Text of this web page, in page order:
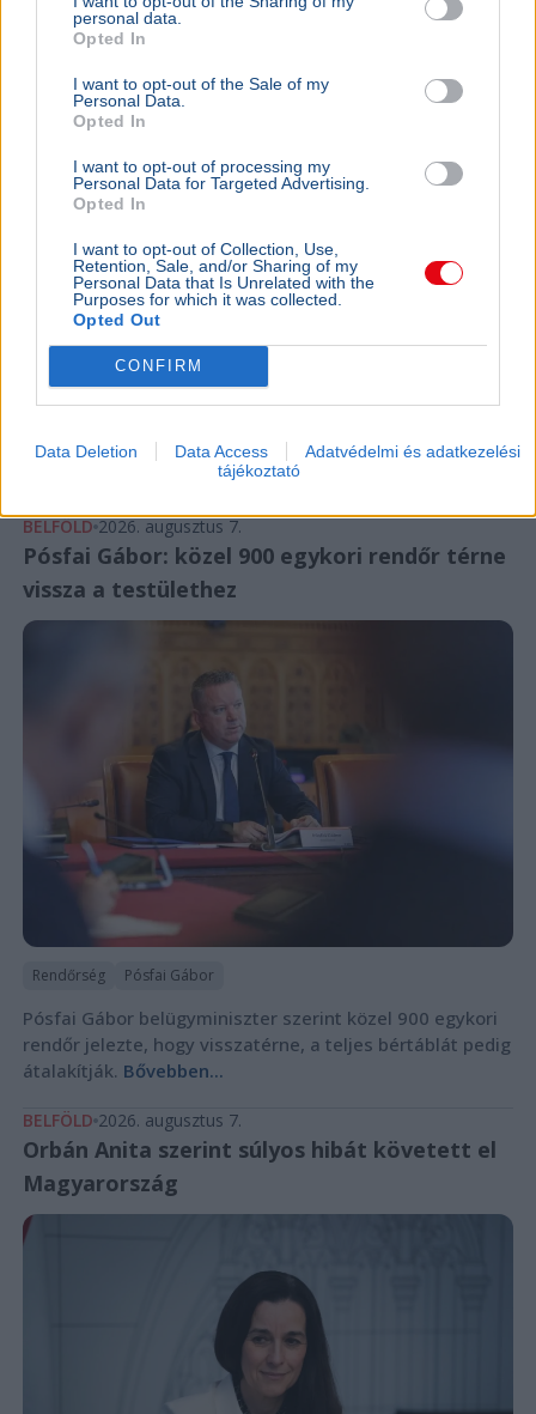
personal data.
Opted In
I want to opt-out of the Sale of my
Personal Data.
Opted In
I want to opt-out of processing my
Personal Data for Targeted Advertising.
Opted In
I want to opt-out of Collection, Use,
Retention, Sale, and/or Sharing of my
Personal Data that Is Unrelated with the
Purposes for which it was collected.
Opted Out
CONFIRM
Data Deletion Data Access
Adatvédelmi és adatkezelési
tájékoztató
Lázár János
Négy jelölt közül választhat a Magyar Tenisz Szövetség
új elnököt szeptember 26-án, Lázár János májusi
lemondása után.Bővebben...
Ajánljuk még
BELFÖLD 2026. augusztus 7.
Pósfai Gábor: közel 900 egykori rendőr térne
vissza a testülethez
Rendőrség Pósfai Gábor
Pósfai Gábor belügyminiszter szerint közel 900 egykori
rendőr jelezte, hogy visszatérne, a teljes bértáblát pedig
átalakítják. Bővebben...
BELFÖLD 2026. augusztus 7.
Orbán Anita szerint súlyos hibát követett el
Magyarország